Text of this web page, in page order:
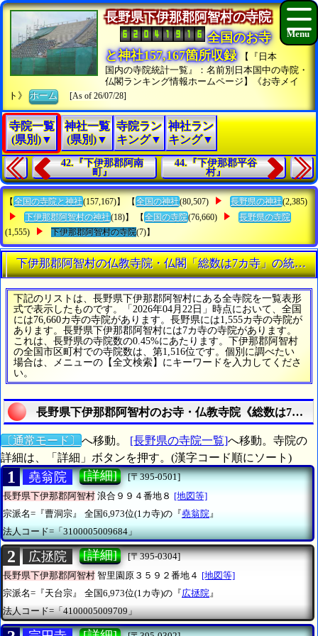
長野県下伊那郡阿智村の寺院
全国のお寺
と神社157,167箇所収録
【『日本
国内の寺院統計一覧』：名前別日本国中の寺院・
仏閣ランキング情報ホームページ】《お寺メイ
ト》ホーム [As of 26/07/28]
寺院一覧
(県別)▼
神社一覧
(県別)▼
寺院ラン
キング▼
神社ラン
キング▼
42.『下伊那郡阿南
町』
44.『下伊那郡平谷
村』
【 全国の寺院と神社(157,167)】 【 全国の神社(80,507) 長野県の神社(2,385)
下伊那郡阿智村の神社(18)】 【 全国の寺院(76,660)
長野県の寺院
(1,555)
下伊那郡阿智村の寺院(7)】
下伊那郡阿智村の仏教寺院・仏閣「総数は7カ寺」の統計
下記のリストは、長野県下伊那郡阿智村にある全寺院を一覧表形
式で表示したものです。「2026年04月22日」時点において、全国
には76,660カ寺の寺院があります。長野県には1,555カ寺の寺院が
あります。長野県下伊那郡阿智村には7カ寺の寺院があります。
これは、長野県の寺院数の0.45%にあたります。下伊那郡阿智村
の全国市区町村での寺院数は、第1,516位です。個別に調べたい
場合は、メニューの【全文検索】にキーワードを入力してくださ
い。
長野県下伊那郡阿智村のお寺・仏教寺院《総数は7カ寺
〔通常モード〕 へ移動。 [長野県の寺院一覧]へ移動。寺院の
詳細は、「詳細」ボタンを押す。(漢字コード順にソート)
1 堯翁院 [詳細]
[〒395-0501]
長野県下伊那郡阿智村 浪合９９４番地８ [地図等]
宗派名=『曹洞宗』
全国6,973位(1カ寺)の『堯翁院』
法人コード=「3100005009684」
2 広拯院 [詳細]
[〒395-0304]
長野県下伊那郡阿智村 智里園原３５９２番地４ [地図等]
宗派名=『天台宗』
全国6,973位(1カ寺)の『広拯院』
法人コード=「4100005009709」